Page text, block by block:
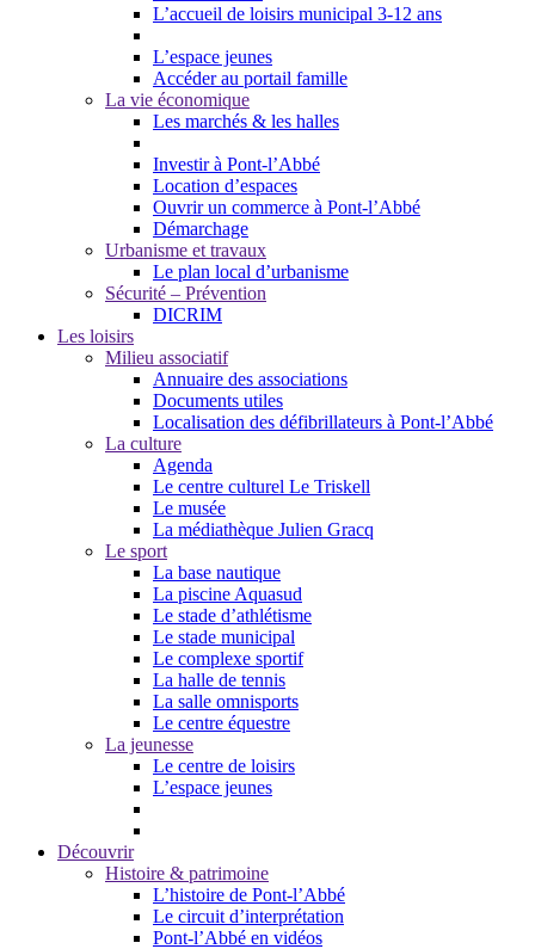
L’accueil de loisirs municipal 3-12 ans
L’espace jeunes
Accéder au portail famille
La vie économique
Les marchés & les halles
Investir à Pont-l’Abbé
Location d’espaces
Ouvrir un commerce à Pont-l’Abbé
Démarchage
Urbanisme et travaux
Le plan local d’urbanisme
Sécurité – Prévention
DICRIM
Les loisirs
Milieu associatif
Annuaire des associations
Documents utiles
Localisation des défibrillateurs à Pont-l’Abbé
La culture
Agenda
Le centre culturel Le Triskell
Le musée
La médiathèque Julien Gracq
Le sport
La base nautique
La piscine Aquasud
Le stade d’athlétisme
Le stade municipal
Le complexe sportif
La halle de tennis
La salle omnisports
Le centre équestre
La jeunesse
Le centre de loisirs
L’espace jeunes
Découvrir
Histoire & patrimoine
L’histoire de Pont-l’Abbé
Le circuit d’interprétation
Pont-l’Abbé en vidéos